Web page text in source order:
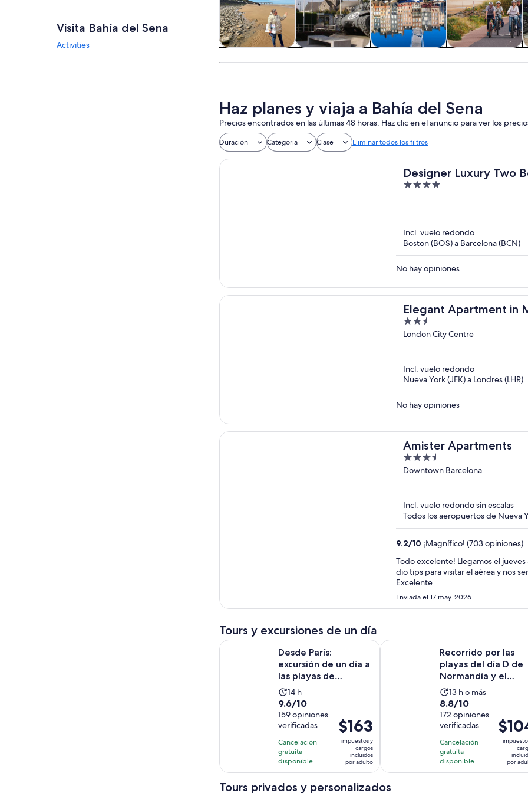
Visita Bahía del Sena
Activities
excursiones de
un día
personalizados
actividades al
aire libre
Haz planes y viaja a Bahía del Sena
Precios encontrados en las últimas 48 horas. Haz clic en el anuncio para ver los
Duración Categoría Clase Eliminar todos los filtros
Designer Luxury Two
4
Incl. vuelo redondo
Boston (BOS) a Barcelona (BCN)
No hay opiniones
Elegant Apartment in
2.5
out
London City Centre
Incl. vuelo redondo
Nueva York (JFK) a Londres (LHR)
No hay opiniones
Amister Apartments
3.5
out
Downtown Barcelona
Incl. vuelo redondo sin escalas
Todos los aeropuertos de Nueva
9.2/10 ¡Magnífico! (703 opiniones)
Todo excelente! Llegamos el
dio tips para visitar el aérea y nos
Excelente
Enviada el 17 may. 2026
Tours y excursiones de un día
Desde París:
excursión de un día a
las playas de
Normandía y al
cementerio ...
La
actividad
dura
14
horas
14 h
9.6
de
10
con
159
opiniones
9.6/10
159 opiniones
verificadas
Cancelación
gratuita
disponible
El
precio
es
de
$163.
por
$163
impuestos y
cargos
incluidos
por adulto
Desde París: excursión de un día a las playas de Normandía y al
Recorrido por las
playas del día D de
Normandía y el
cementerio
estadounide...
La
actividad
dura
13
horas
13 h o más
8.8
de
10
con
172
opiniones
8.8/10
172 opiniones
verificadas
Cancelación
gratuita
disponible
El
precio
es
de
$104.
por
Recorrido por las playas del día D
Tours privados y personalizados